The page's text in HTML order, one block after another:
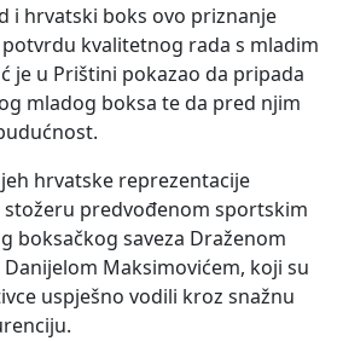
i hrvatski boks ovo priznanje
kvalitetnog rada s mladim
je u Prištini pokazao da pripada
mladog boksa te da pred njim
hrvatske reprezentacije
predvođenom sportskim
boksačkog saveza Draženom
Maksimovićem, koji su
uspješno vodili kroz snažnu